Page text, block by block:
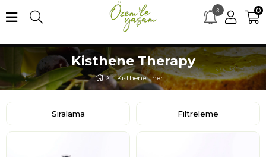
×
3 0
Kisthene Therapy
Kisthene Therapy
Filtreleme
Sıralama